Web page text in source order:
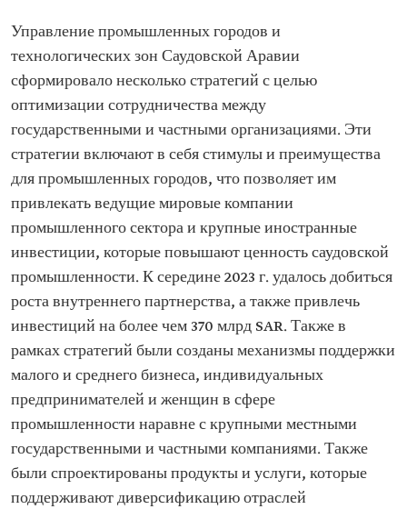
Управление промышленных городов и
технологических зон Саудовской Аравии
сформировало несколько стратегий с целью
оптимизации сотрудничества между
государственными и частными организациями. Эти
стратегии включают в себя стимулы и преимущества
для промышленных городов, что позволяет им
привлекать ведущие мировые компании
промышленного сектора и крупные иностранные
инвестиции, которые повышают ценность саудовской
промышленности. К середине 2023 г. удалось добиться
роста внутреннего партнерства, а также привлечь
инвестиций на более чем 370 млрд SAR. Также в
рамках стратегий были созданы механизмы поддержки
малого и среднего бизнеса, индивидуальных
предпринимателей и женщин в сфере
промышленности наравне с крупными местными
государственными и частными компаниями. Также
были спроектированы продукты и услуги, которые
поддерживают диверсификацию отраслей